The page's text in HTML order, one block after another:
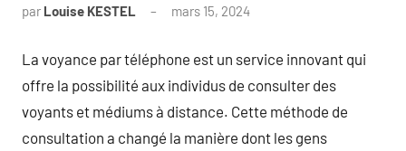
par Louise KESTEL mars 15, 2024
La voyance par téléphone est un service innovant qui
offre la possibilité aux individus de consulter des
voyants et médiums à distance. Cette méthode de
consultation a changé la manière dont les gens